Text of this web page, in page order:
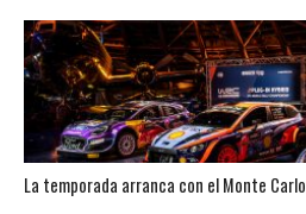
La temporada arranca con el Monte Carlo